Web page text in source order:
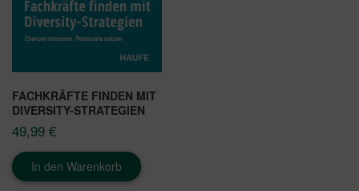
FACHKRÄFTE FINDEN MIT
DIVERSITY-STRATEGIEN
49,99 €
In den Warenkorb